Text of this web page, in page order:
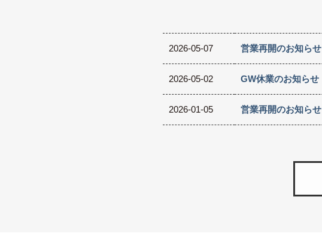
2026-05-07 営業再開のお知らせ
2026-05-02 GW休業のお知らせ
2026-01-05 営業再開のお知らせ